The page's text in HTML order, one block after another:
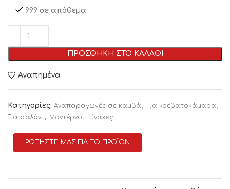
999 σε απόθεμα
ΠΡΟΣΘΗΚΗ ΣΤΟ ΚΑΛΑΘΙ
Αγαπημένα
Κατηγορίες: Αναπαραγωγές σε καμβά , Για κρεβατοκάμαρα ,
Για σαλόνι , Μοντέρνοι πίνακες
ΡΩΤΗΣΤΕ ΜΑΣ ΓΙΑ ΤΟ ΠΡΟΪΟΝ